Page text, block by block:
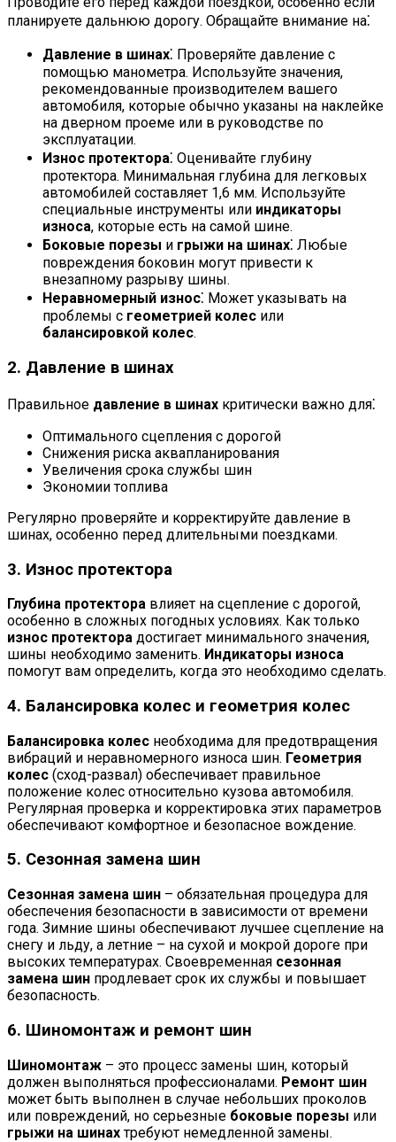
планируете дальнюю дорогу. Обращайте внимание на⁚
Давление в шинах⁚ Проверяйте давление с
помощью манометра. Используйте значения,
рекомендованные производителем вашего
автомобиля, которые обычно указаны на наклейке
на дверном проеме или в руководстве по
эксплуатации.
Износ протектора⁚ Оценивайте глубину
протектора. Минимальная глубина для легковых
автомобилей составляет 1,6 мм. Используйте
специальные инструменты или индикаторы
износа, которые есть на самой шине.
Боковые порезы и грыжи на шинах⁚ Любые
повреждения боковин могут привести к
внезапному разрыву шины.
Неравномерный износ⁚ Может указывать на
проблемы с геометрией колес или
балансировкой колес.
2. Давление в шинах
Правильное давление в шинах критически важно для⁚
Оптимального сцепления с дорогой
Снижения риска аквапланирования
Увеличения срока службы шин
Экономии топлива
Регулярно проверяйте и корректируйте давление в
шинах, особенно перед длительными поездками.
3. Износ протектора
Глубина протектора влияет на сцепление с дорогой,
особенно в сложных погодных условиях. Как только
износ протектора достигает минимального значения,
шины необходимо заменить. Индикаторы износа
помогут вам определить, когда это необходимо сделать.
4. Балансировка колес и геометрия колес
Балансировка колес необходима для предотвращения
вибраций и неравномерного износа шин. Геометрия
колес (сход-развал) обеспечивает правильное
положение колес относительно кузова автомобиля.
Регулярная проверка и корректировка этих параметров
обеспечивают комфортное и безопасное вождение.
5. Сезонная замена шин
Сезонная замена шин – обязательная процедура для
обеспечения безопасности в зависимости от времени
года. Зимние шины обеспечивают лучшее сцепление на
снегу и льду, а летние – на сухой и мокрой дороге при
высоких температурах. Своевременная сезонная
замена шин продлевает срок их службы и повышает
безопасность.
6. Шиномонтаж и ремонт шин
Шиномонтаж – это процесс замены шин, который
должен выполняться профессионалами. Ремонт шин
может быть выполнен в случае небольших проколов
или повреждений, но серьезные боковые порезы или
грыжи на шинахтребуют немедленной замены.